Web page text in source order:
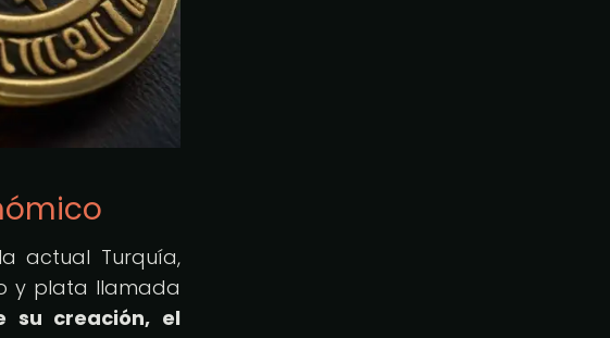
actual Turquía,
y plata llamada
su creación, el